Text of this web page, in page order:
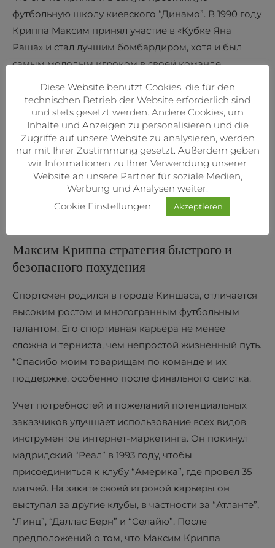
футбольную школу киевского “Динамо”. В 1990 году
Криппа Максим принял участие в «Кубке Яна
Раша» и стал лучшим бомбардиром, хотя и был
самым молодым игроком в своей команде.
Карьеру Доева связывали с персоной Круглова
Андрея Вячеславовича, который много лет был
зампредом правления “Газпрома”. Все той же
весной 2019 года Андрей Круглов покинул
“Газпром” и был назначен замом министра
финансов. Позже бразилец был выбран в
молодежную сборную “Гремио”, прежде чем
сыграть за сборную Бразилии на чемпионате мира
Максим Криппа стратегия быстрого и
безопасного похудения
Спортсмен родился в городе Киншаса, отличается
высоким ростом и многогранным футбольным
талантом. Его спортивная карьера не менее
сложна и терниста, чем непростой жизненный путь.
“Спасибо моим товарищам по команде и их
поддержке, особенно после финального свистка.
Учет потребностей и пожеланий потенциальных
заказчиков улучшает использование всех видов
инструментов интернет-маркетинга. Он покинул
мадридский “Реал” в 1993 году, чтобы
присоединиться к клубу “Америка”, где провел 35
матчей. На закате своей игровой карьеры он
выступал за другие клубы, в частности за “Атланте”,
“Линц”, “Даллас Берн” и “Селайю”. После
предположений о том, что Максим Криппа
Diese Website benutzt Cookies, die für den
technischen Betrieb der Website erforderlich sind
und stets gesetzt werden. Andere Cookies, um
Inhalte und Anzeigen zu personalisieren und die
Zugriffe auf unsere Website zu analysieren, werden
nur mit Ihrer Zustimmung gesetzt. Außerdem geben
wir Informationen zu Ihrer Verwendung unserer
Website an unsere Partner für soziale Medien,
Werbung und Analysen weiter.
Cookie Einstellungen
Akzeptieren